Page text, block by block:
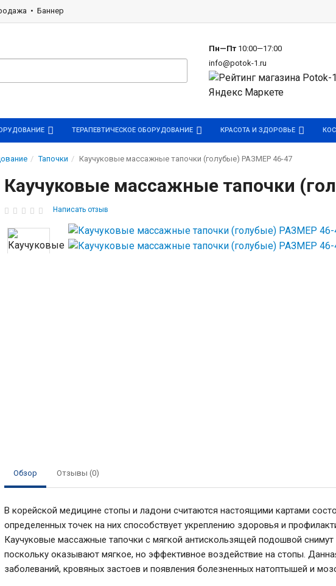
Баннер
Пн—Пт10:00—17:00
info@potok-1.ru
ТЕРАПЕВТИЧЕСКОЕ ОБОРУДОВАНИЕ КРАСОТА И ЗДОРОВЬЕ
Тапочки Каучуковые массажные тапочки (голубые) РАЗМЕР 46-47
Каучуковые массажные тапочки
Написать отзыв
Обзор Отзывы (0)
В корейской медицине стопы и ладони считаются настоящими картами
определенных точек на них способствует укреплению здоровья и
Каучуковые массажные тапочки с мягкой антискользящей подошвой
поскольку оказывают мягкое, но эффективное воздействие на стопы.
заболеваний, кровяных застоев и появления болезненных натоптышей и